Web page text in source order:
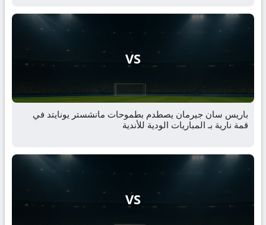
VS
باريس سان جيرمان يصطدم بطموحات مانشستر يونايتد في
قمة نارية بـ المباريات الودية للأندية
VS